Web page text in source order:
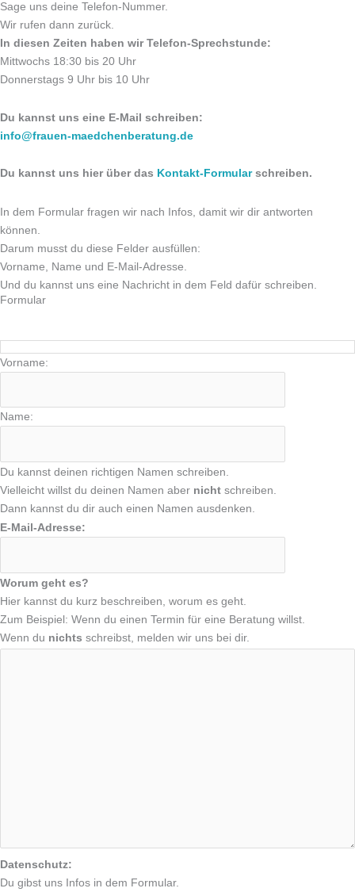
Sage uns deine Telefon-Nummer.
Wir rufen dann zurück.
In diesen Zeiten haben wir Telefon-Sprechstunde:
Mittwochs 18:30 bis 20 Uhr
Donnerstags 9 Uhr bis 10 Uhr
Du kannst uns eine E-Mail schreiben:
info@frauen-maedchenberatung.de
Du kannst uns hier über das Kontakt-Formularschreiben.
In dem Formular fragen wir nach Infos, damit wir dir antworten
können.
Darum musst du diese Felder ausfüllen:
Vorname, Name und E-Mail-Adresse.
Und du kannst uns eine Nachricht in dem Feld dafür schreiben.
Formular
Vorname:
Name:
Du kannst deinen richtigen Namen schreiben.
Vielleicht willst du deinen Namen aber nicht schreiben.
Dann kannst du dir auch einen Namen ausdenken.
E-Mail-Adresse:
Worum geht es?
Hier kannst du kurz beschreiben, worum es geht.
Zum Beispiel: Wenn du einen Termin für eine Beratung willst.
Wenn du nichts schreibst, melden wir uns bei dir.
Datenschutz:
Du gibst uns Infos in dem Formular.